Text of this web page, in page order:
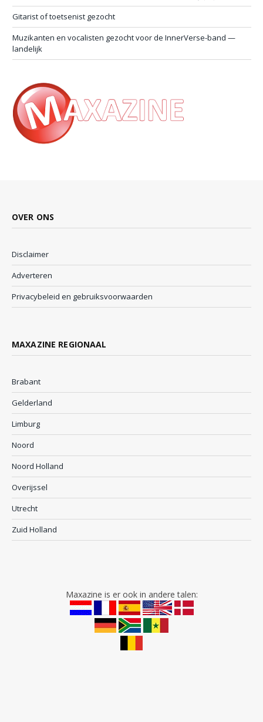
Gitarist of toetsenist gezocht
Muzikanten en vocalisten gezocht voor de InnerVerse-band —
landelijk
OVER ONS
Disclaimer
Adverteren
Privacybeleid en gebruiksvoorwaarden
MAXAZINE REGIONAAL
Brabant
Gelderland
Limburg
Noord
Noord Holland
Overijssel
Utrecht
Zuid Holland
Maxazine is er ook in andere talen: